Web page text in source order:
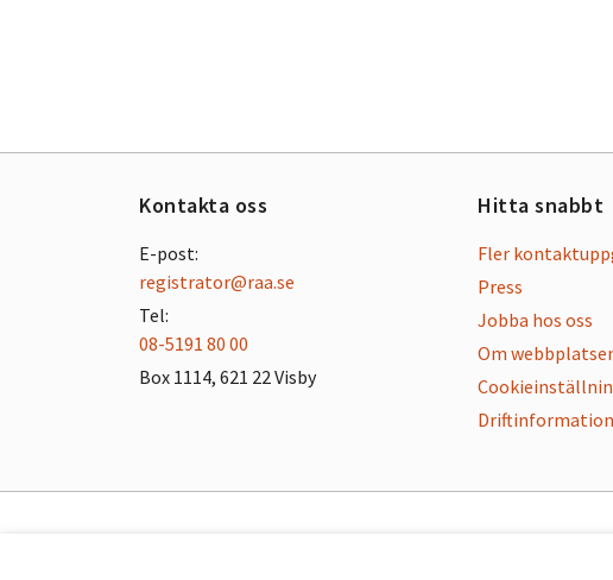
Kontakta oss
E-post:
registrator@raa.se
Tel:
08-5191 80 00
Box 1114, 621 22 Visby
Hitta snabbt
Fler
Press
Jobba hos oss
Om
Driftinformation